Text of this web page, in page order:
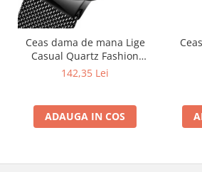
Ceas dama de mana Lige
Casual Quartz Fashion
Analog Negru
142,35 Lei
ADAUGA IN COS